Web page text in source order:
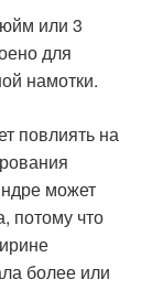
или 3
для
намотки.
повлиять на
может
потому что
более или